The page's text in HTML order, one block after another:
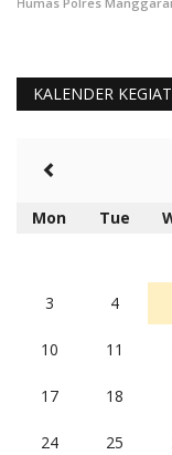
KALENDER
Mon Tue
3 4
10 11
17 18
24 25